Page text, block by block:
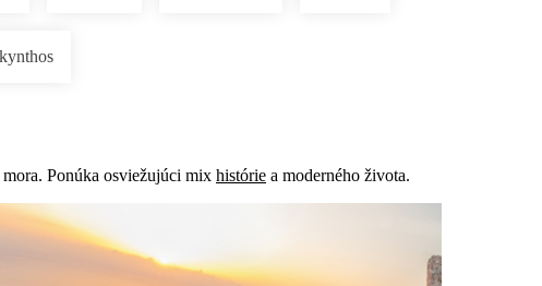
Ponúka osviežujúci mix histórie a moderného života.